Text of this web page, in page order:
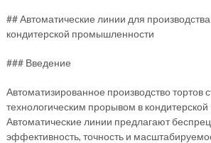
## Автоматические линии для
кондитерской промышленности
### Введение
Автоматизированное производство
технологическим прорывом в
Автоматические линии предлагают
эффективность, точность и